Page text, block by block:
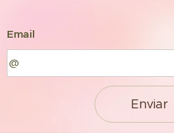
Email
Enviar